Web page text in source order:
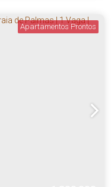
Apartamentos Prontos